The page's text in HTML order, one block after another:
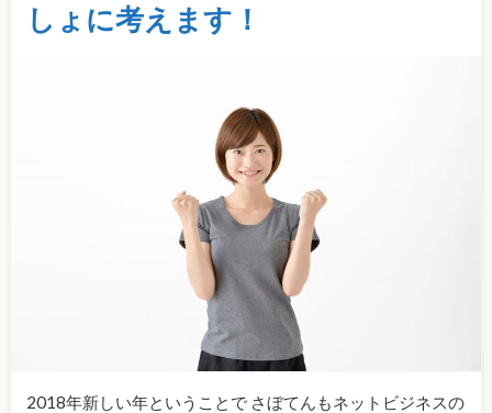
しょに考えます！
2018年新しい年ということで さぼてんもネットビジネスの